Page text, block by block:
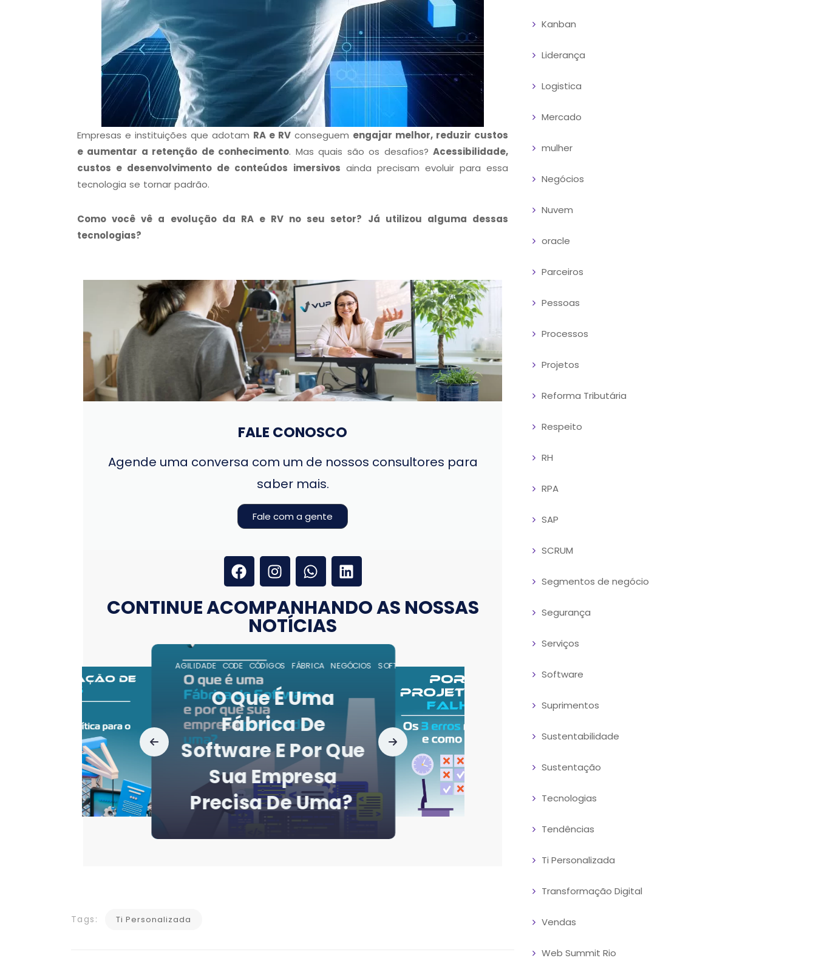
Empresas e instituições que adotam RA e RV conseguem engajar melhor, reduzir custos
e aumentar a retenção de conhecimento. Mas quais são os desafios?Acessibilidade,
custos e desenvolvimento de conteúdos imersivos ainda precisam evoluir para essa
tecnologia se tornar padrão.
Como você vê a evolução da RA e RV no seu setor? Já utilizou alguma dessas
tecnologias?
FALE CONOSCO
Agende uma conversa com um de nossos consultores para
saber mais.
Fale com a gente
CONTINUE ACOMPANHANDO AS NOSSAS
NOTÍCIAS
AGILIDADE LIDERANÇA PROJETOS SERVIÇOS SOFTWARE SUSTENTAÇÃO
Por Que Projetos De
TI Falham? Os 3
Erros Mais Comuns
E Como Evitamos.
Tags: Ti Personalizada
Kanban
Liderança
Logistica
Mercado
mulher
Negócios
Nuvem
oracle
Parceiros
Pessoas
Processos
Projetos
Reforma Tributária
Respeito
RH
RPA
SAP
SCRUM
Segmentos de negócio
Segurança
Serviços
Software
Suprimentos
Sustentabilidade
Sustentação
Tecnologias
Tendências
Ti Personalizada
Transformação Digital
Vendas
Web Summit Rio